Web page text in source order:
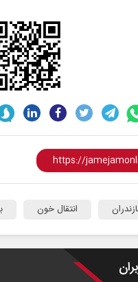
انتقال خون